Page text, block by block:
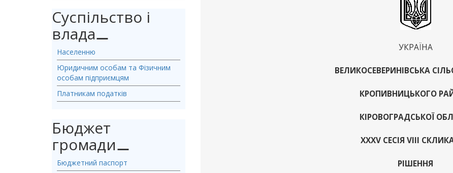
Суспільство і
влада⚊
Населенню
Юридичним особам та Фізичним
особам підприємцям
Платникам податків
Бюджет
громади⚊
Бюджетний паспорт
УКРАЇНА
ВЕЛИКОСЕВЕРИНІВСЬКА
КРОПИВНИЦЬКОГО
КІРОВОГРАДСЬКОЇ
XХХV СЕСІЯ VIII
РІШЕННЯ